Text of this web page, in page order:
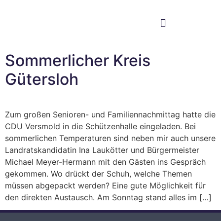
Sommerlicher Kreis
Gütersloh
Zum großen Senioren- und Familiennachmittag hatte die
CDU Versmold in die Schützenhalle eingeladen. Bei
sommerlichen Temperaturen sind neben mir auch unsere
Landratskandidatin Ina Laukötter und Bürgermeister
Michael Meyer-Hermann mit den Gästen ins Gespräch
gekommen. Wo drückt der Schuh, welche Themen
müssen abgepackt werden? Eine gute Möglichkeit für
den direkten Austausch. Am Sonntag stand alles im […]